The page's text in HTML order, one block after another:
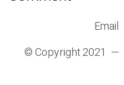
Email
© Copyright 2021 —